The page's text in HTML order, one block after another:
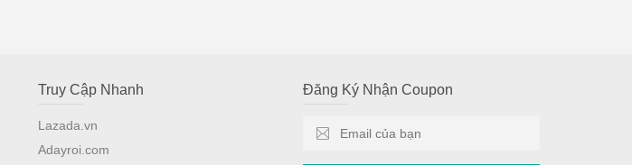
Truy Cập Nhanh
Lazada.vn
Adayroi.com
Đăng Ký Nhận Coupon